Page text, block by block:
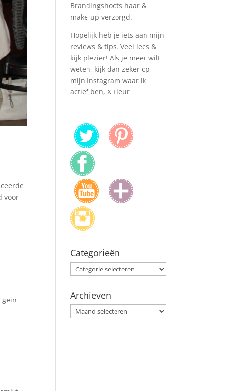
voor
gein
Brandingshoots haar &
make-up verzorgd.
Hopelijk heb je iets aan mijn
reviews & tips. Veel lees &
kijk plezier! Als je meer wilt
weten, kijk dan zeker op
mijn Instagram waar ik
actief ben, X Fleur
Categorieën
Categorieën
Archieven
Archieven